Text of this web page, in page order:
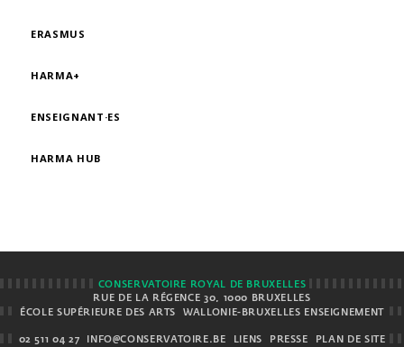
ERASMUS
HARMA+
ENSEIGNANT·ES
HARMA HUB
CONSERVATOIRE ROYAL DE BRUXELLES
RUE DE LA RÉGENCE 30, 1000 BRUXELLES
ÉCOLE SUPÉRIEURE DES ARTS
WALLONIE-BRUXELLES ENSEIGNEMENT
02 511 04 27 INFO@CONSERVATOIRE.BE LIENS PRESSE PLAN DE SITE